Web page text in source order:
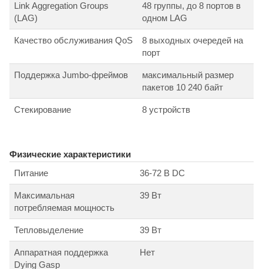
Link Aggregation Groups
(LAG)
48 группы, до 8 портов в
одном LAG
Качество обслуживания QoS
8 выходных очередей на
порт
Поддержка Jumbo-фреймов
максимальный размер
пакетов 10 240 байт
Стекирование 8 устройств
Физические характеристики
Питание
36-72 В DC
Максимальная
потребляемая мощность
39 Вт
Тепловыделение 39 Вт
Аппаратная поддержка
Dying Gasp
Нет